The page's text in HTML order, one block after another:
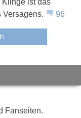
Versagens.
96
Fanseiten.